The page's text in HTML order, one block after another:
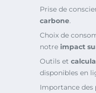
Prise de
carbone.
Choix de
notre impact
Outils et
disponibles en
Importance des